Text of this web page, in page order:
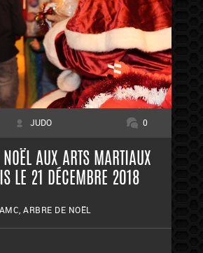
JUDO 0
NOËL AUX ARTS MARTIAUX
LE 21 DÉCEMBRE 2018
AMC ARBRE DE NOËL